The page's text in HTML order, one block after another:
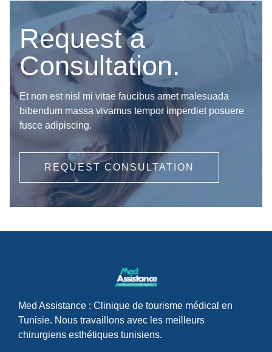
Request a
Consultation.
Et non est nisl mi vitae faucibus amet malesuada
bibendum massa vivamus tempor imperdiet posuere
fusce adipiscing.
REQUEST CONSULTATION
Med Assistance : Clinique de tourisme médical en
Tunisie. Nous travaillons avec les meilleurs
chirurgiens esthétiques tunisiens.